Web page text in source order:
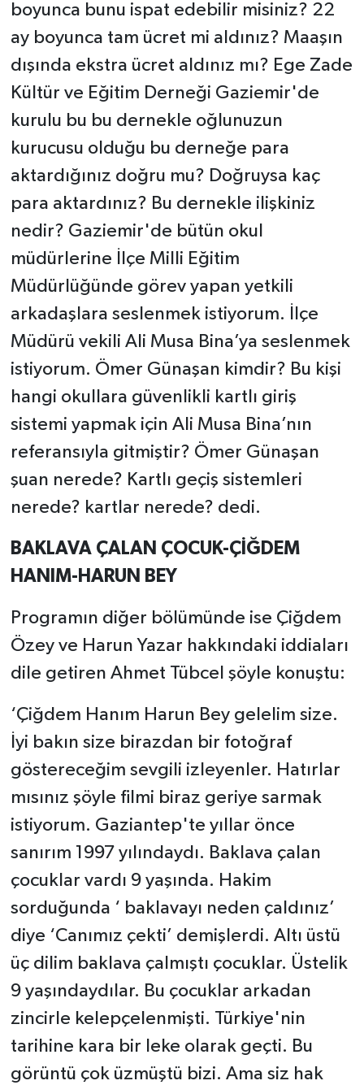
boyunca bunu ispat edebilir misiniz? 22
ay boyunca tam ücret mi aldınız? Maaşın
dışında ekstra ücret aldınız mı? Ege Zade
Kültür ve Eğitim Derneği Gaziemir'de
kurulu bu bu dernekle oğlunuzun
kurucusu olduğu bu derneğe para
aktardığınız doğru mu? Doğruysa kaç
para aktardınız? Bu dernekle ilişkiniz
nedir? Gaziemir'de bütün okul
müdürlerine İlçe Milli Eğitim
Müdürlüğünde görev yapan yetkili
arkadaşlara seslenmek istiyorum. İlçe
Müdürü vekili Ali Musa Bina’ya seslenmek
istiyorum. Ömer Günaşan kimdir? Bu kişi
hangi okullara güvenlikli kartlı giriş
sistemi yapmak için Ali Musa Bina’nın
referansıyla gitmiştir? Ömer Günaşan
şuan nerede? Kartlı geçiş sistemleri
nerede? kartlar nerede? dedi.
BAKLAVA ÇALAN ÇOCUK-ÇİĞDEM
HANIM-HARUN BEY
Programın diğer bölümünde ise Çiğdem
Özey ve Harun Yazar hakkındaki iddiaları
dile getiren Ahmet Tübcel şöyle konuştu:
‘Çiğdem Hanım Harun Bey gelelim size.
İyi bakın size birazdan bir fotoğraf
göstereceğim sevgili izleyenler. Hatırlar
mısınız şöyle filmi biraz geriye sarmak
istiyorum. Gaziantep'te yıllar önce
sanırım 1997 yılındaydı. Baklava çalan
çocuklar vardı 9 yaşında. Hakim
sorduğunda ‘ baklavayı neden çaldınız’
diye ‘Canımız çekti’ demişlerdi. Altı üstü
üç dilim baklava çalmıştı çocuklar. Üstelik
9 yaşındaydılar. Bu çocuklar arkadan
zincirle kelepçelenmişti. Türkiye'nin
tarihine kara bir leke olarak geçti. Bu
görüntü çok üzmüştü bizi. Ama siz hak